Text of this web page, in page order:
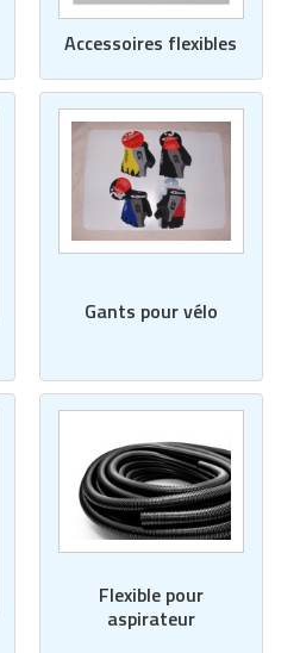
Accessoires flexibles
Gants pour vélo
Flexible pour
aspirateur